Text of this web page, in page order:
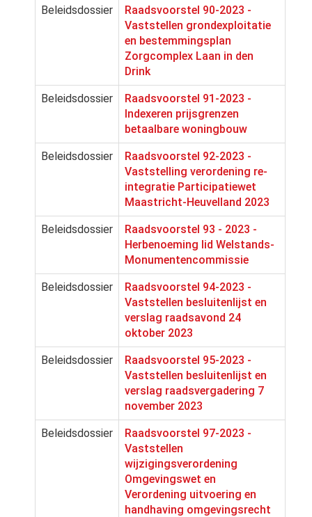
Beleidsdossier
Raadsvoorstel 90-2023 -
Vaststellen grondexploitatie
en bestemmingsplan
Zorgcomplex Laan in den
Drink
Beleidsdossier
Raadsvoorstel 91-2023 -
Indexeren prijsgrenzen
betaalbare woningbouw
Beleidsdossier
Raadsvoorstel 92-2023 -
Vaststelling verordening re-
integratie Participatiewet
Maastricht-Heuvelland 2023
Beleidsdossier
Raadsvoorstel 93 - 2023 -
Herbenoeming lid Welstands-
Monumentencommissie
Beleidsdossier
Raadsvoorstel 94-2023 -
Vaststellen besluitenlijst en
verslag raadsavond 24
oktober 2023
Beleidsdossier
Raadsvoorstel 95-2023 -
Vaststellen besluitenlijst en
verslag raadsvergadering 7
november 2023
Beleidsdossier
Raadsvoorstel 97-2023 -
Vaststellen
wijzigingsverordening
Omgevingswet en
Verordening uitvoering en
handhaving omgevingsrecht